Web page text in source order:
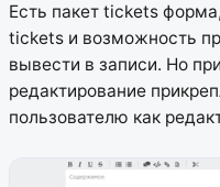
Есть пакет tickets
tickets и возможность
вывести в записи. Но
редактирование
пользователю как